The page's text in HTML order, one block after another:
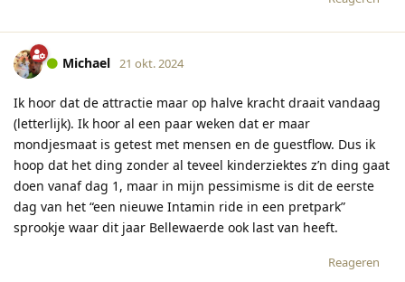
Michael 21 okt. 2024
Ik hoor dat de attractie maar op halve kracht draait vandaag
(letterlijk). Ik hoor al een paar weken dat er maar
mondjesmaat is getest met mensen en de guestflow. Dus ik
hoop dat het ding zonder al teveel kinderziektes z’n ding gaat
doen vanaf dag 1, maar in mijn pessimisme is dit de eerste
dag van het “een nieuwe Intamin ride in een pretpark”
sprookje waar dit jaar Bellewaerde ook last van heeft.
Reageren